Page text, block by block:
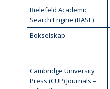
Bielefeld Academic
Search Engine (BASE)
Bokselskap
Cambridge University
Press (CUP) Journals –